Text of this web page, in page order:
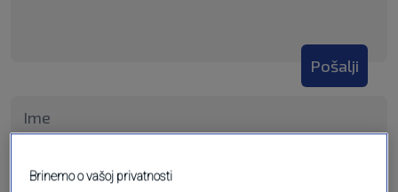
Pošalji
Pošalji komentar
Brinemo o vašoj privatnosti